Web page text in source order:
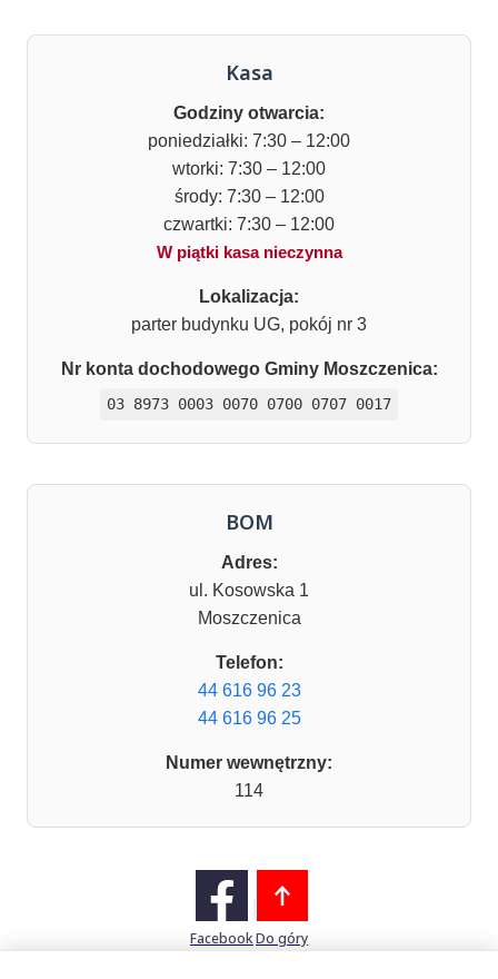
Kasa
Godziny otwarcia:
poniedziałki: 7:30 – 12:00
wtorki: 7:30 – 12:00
środy: 7:30 – 12:00
czwartki: 7:30 – 12:00
W piątki kasa nieczynna
Lokalizacja:
parter budynku UG, pokój nr 3
Nr konta dochodowego Gminy Moszczenica:
03 8973 0003 0070 0700 0707 0017
BOM
Adres:
ul. Kosowska 1
Moszczenica
Telefon:
44 616 96 23
44 616 96 25
Numer wewnętrzny:
114
FacebookDo góry